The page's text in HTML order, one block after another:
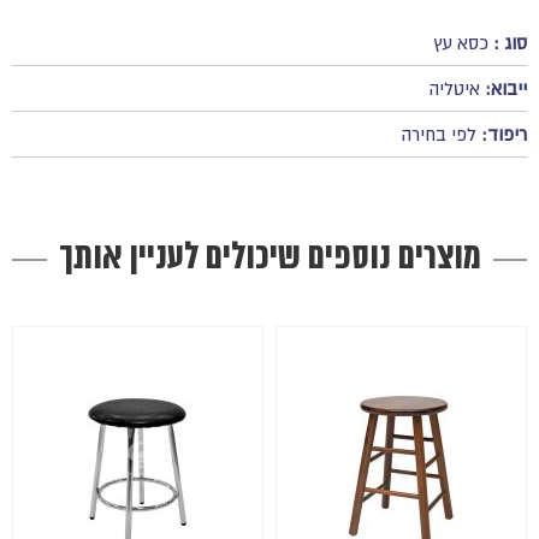
סוג : כסא עץ
ייבוא: איטליה
ריפוד: לפי בחירה
מוצרים נוספים שיכולים לעניין אותך